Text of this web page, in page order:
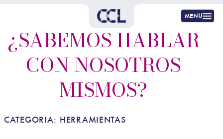
menu
¿SABEMOS HABLAR
CON NOSOTROS
MISMOS?
CATEGORIA: HERRAMIENTAS